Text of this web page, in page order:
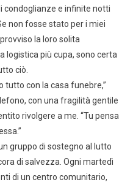
condoglianze e infinite notti
non fosse stato per i miei
la loro solita
logistica più cupa, sono certa
ciò.
tutto con la casa funebre,”
con una fragilità gentile
rivolgere a me. “Tu pensa
gruppo di sostegno al lutto
di salvezza. Ogni martedì
di un centro comunitario,